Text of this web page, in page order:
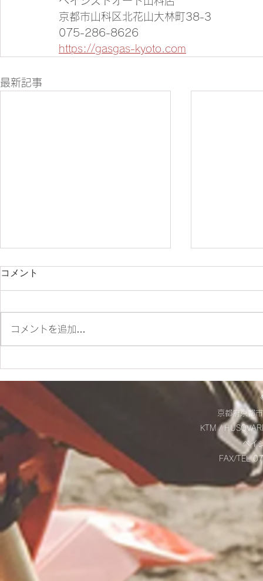
京都市山科区北花山大林町38-3
075-286-8626
https://gasgas-kyoto.com
最新記事
ES700ラリー仕様とES700の
違いをご紹介‼
＊明日から
＊
コメント
コメントを追加…
京都府京都
KTM /
ベイ
FAX/TEL